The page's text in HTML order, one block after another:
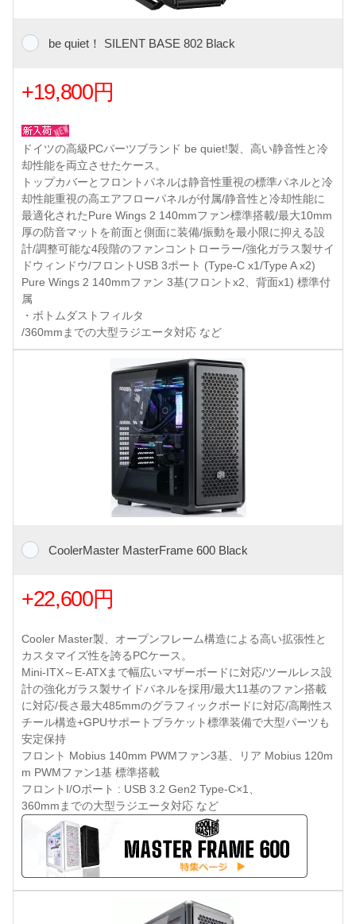
be quiet！ SILENT BASE 802 Black
+19,800円
ドイツの高級PCパーツブランド be quiet!製、高い静音性と冷
却性能を両立させたケース。
トップカバーとフロントパネルは静音性重視の標準パネルと冷
却性能重視の高エアフローパネルが付属/静音性と冷却性能に
最適化されたPure Wings 2 140mmファン標準搭載/最大10mm
厚の防音マットを前面と側面に装備/振動を最小限に抑える設
計/調整可能な4段階のファンコントローラー/強化ガラス製サイ
ドウィンドウ/フロントUSB 3ポート (Type-C x1/Type A x2)
Pure Wings 2 140mmファン 3基(フロントx2、背面x1) 標準付
属
・ボトムダストフィルタ
/360mmまでの大型ラジエータ対応 など
CoolerMaster MasterFrame 600 Black
+22,600円
Cooler Master製、オープンフレーム構造による高い拡張性と
カスタマイズ性を誇るPCケース。
Mini-ITX～E-ATXまで幅広いマザーボードに対応/ツールレス設
計の強化ガラス製サイドパネルを採用/最大11基のファン搭載
に対応/長さ最大485mmのグラフィックボードに対応/高剛性ス
チール構造+GPUサポートブラケット標準装備で大型パーツも
安定保持
フロント Mobius 140mm PWMファン3基、リア Mobius 120m
m PWMファン1基 標準搭載
フロントI/Oポート : USB 3.2 Gen2 Type-C×1、
360mmまでの大型ラジエータ対応 など